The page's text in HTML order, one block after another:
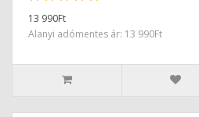
13 990Ft
Alanyi adómentes ár: 13 990Ft